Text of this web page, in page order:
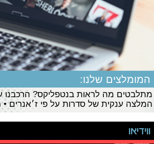
המומלצים שלנו:
מתלבטים מה לראות בנטפליקס? הרכבנו
המלצה ענקית של סדרות על פי ז׳אנרים
ווידיאו